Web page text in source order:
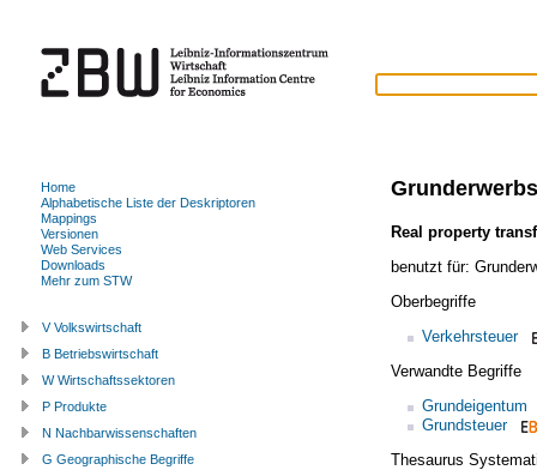
Real property
benutzt für:
Oberbegriffe
Verkehrsteuer
Verwandte Begriffe
Grundeigentum
Grundsteuer
Thesaurus
Home
Alphabetische Liste der Deskriptoren
Mappings
Versionen
Web Services
Downloads
Mehr zum STW
V Volkswirtschaft
B Betriebswirtschaft
W Wirtschaftssektoren
P Produkte
N Nachbarwissenschaften
G Geographische Begriffe